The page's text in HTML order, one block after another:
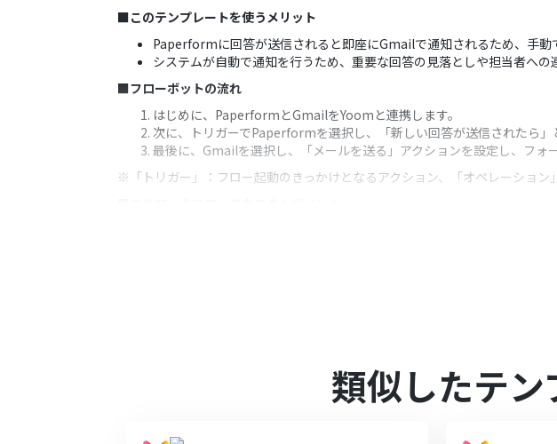
■このテンプレートを使うメリット
Paperformに回答が送信されると即座にGmailで通知されるため、手
システムが自動で通知を行うため、重要な回答の見落としや担当者へ
■フローボットの流れ
はじめに、PaperformとGmailをYoomと連携します。
次に、トリガーでPaperformを選択し、「新しい回答が送信されたら」
最後に、Gmailを選択し、「メールを送る」アクションを設定し、フォ
※「トリガー」：フロー起動のきっかけとなるアクション、「オペレーショ
類似したテ